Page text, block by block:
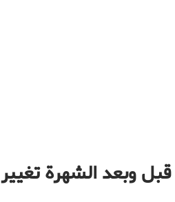
وبعد الشهرة تغيير